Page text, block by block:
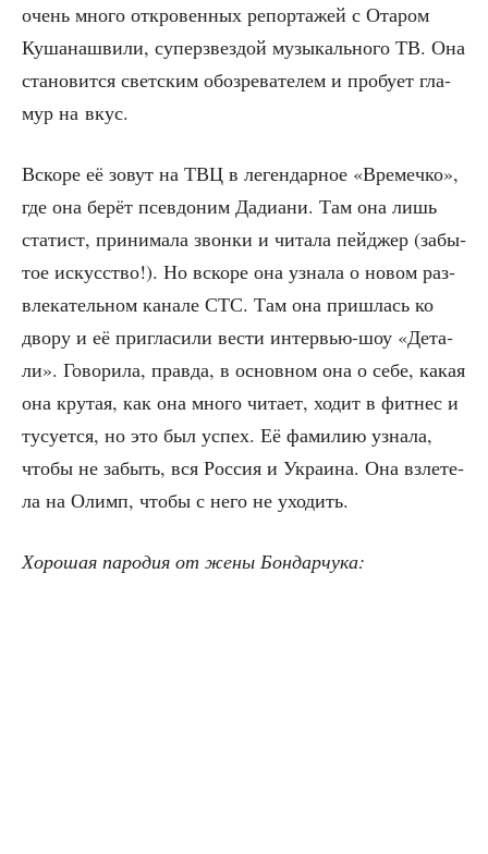
очень мно­го откро­вен­ных репор­та­жей с Ота­ром
Куша­на­шви­ли, супер­звез­дой музы­каль­но­го ТВ. Она
ста­но­вит­ся свет­ским обо­зре­ва­те­лем и про­бу­ет гла­
мур на вкус.
Вско­ре её зовут на ТВЦ в леген­дар­ное «Вре­меч­ко»,
где она берёт псев­до­ним Дади­а­ни. Там она лишь
ста­тист, при­ни­ма­ла звон­ки и чита­ла пей­джер (забы­
тое искус­ство!). Но вско­ре она узна­ла о новом раз­
вле­ка­тель­ном кана­ле СТС. Там она при­шлась ко
дво­ру и её при­гла­си­ли вести интер­вью-шоу «Дета­
ли». Гово­ри­ла, прав­да, в основ­ном она о себе, какая
она кру­тая, как она мно­го чита­ет, ходит в фит­нес и
тусу­ет­ся, но это был успех. Её фами­лию узна­ла,
что­бы не забыть, вся Рос­сия и Укра­и­на. Она взле­те­
ла на Олимп, что­бы с него не уходить.
Хоро­шая паро­дия от жены Бондарчука: